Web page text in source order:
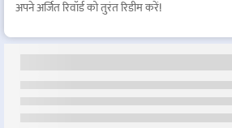
अपने अर्जित रिवॉर्ड को तुरंत रिडीम करें!